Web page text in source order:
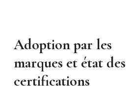
Adoption par les
marques et état des
certifications